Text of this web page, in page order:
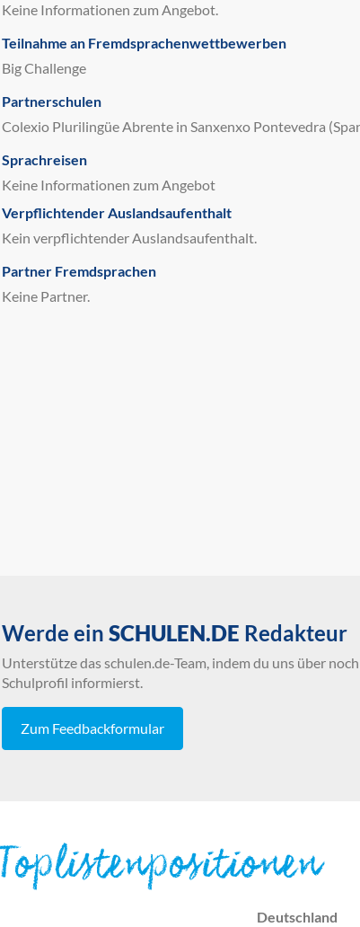
Keine Informationen zum Angebot.
Teilnahme an Fremdsprachenwettbewerben
Big Challenge
Partnerschulen
Colexio Plurilingüe Abrente in Sanxenxo Pontevedra
Sprachreisen
Keine Informationen zum Angebot
Verpflichtender Auslandsaufenthalt
Kein verpflichtender Auslandsaufenthalt.
Partner Fremdsprachen
Keine Partner.
Werde ein SCHULEN.DE Redakteur
Unterstütze das schulen.de-Team, indem du uns über
Schulprofil informierst.
Zum Feedbackformular
Toplistenpositionen
Deutschland